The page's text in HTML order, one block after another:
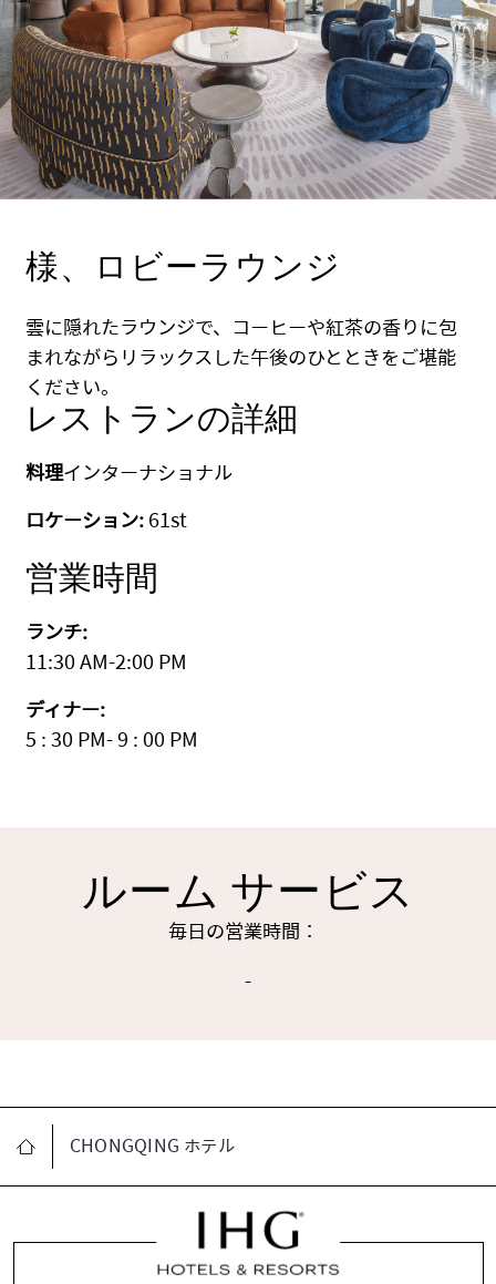
様、ロビーラウンジ
雲に隠れたラウンジで、コーヒーや紅茶の香りに包
まれながらリラックスした午後のひとときをご堪能
ください。
レストランの詳細
料理インターナショナル
ロケーション:61st
営業時間
ランチ:
11:30 AM-2:00 PM
ディナー:
5 : 30 PM- 9 : 00 PM
ルーム サービス
毎日の営業時間：
-
CHONGQING ホテル